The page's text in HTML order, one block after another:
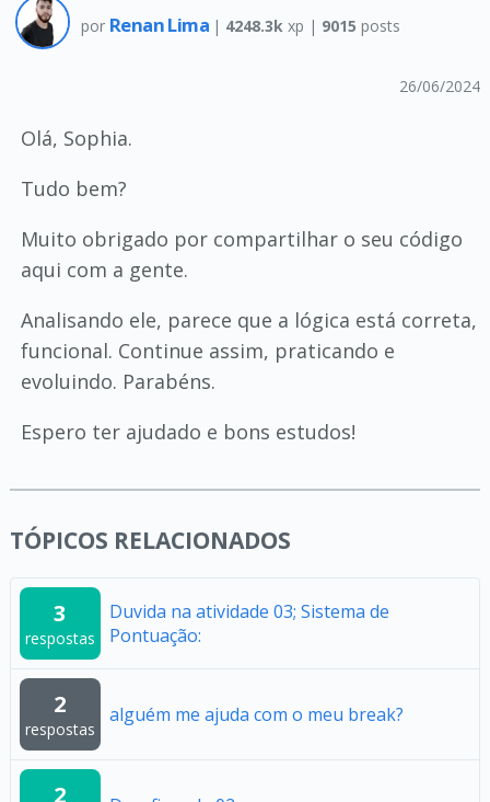
por Renan Lima | 4248.3k xp | 9015 posts
26/06/2024
Olá, Sophia.
Tudo bem?
Muito obrigado por compartilhar o seu código
aqui com a gente.
Analisando ele, parece que a lógica está correta,
funcional. Continue assim, praticando e
evoluindo. Parabéns.
Espero ter ajudado e bons estudos!
TÓPICOS RELACIONADOS
3
respostas
Duvida na atividade 03; Sistema de
Pontuação:
2
respostas
alguém me ajuda com o meu break?
2